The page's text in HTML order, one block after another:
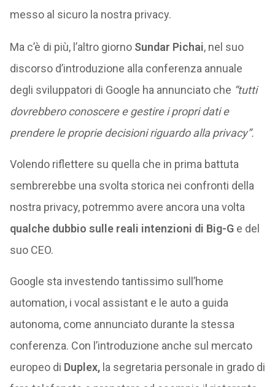
messo al sicuro la nostra privacy.
Ma c’è di più, l’altro giorno Sundar Pichai, nel suo
discorso d’introduzione alla conferenza annuale
degli sviluppatori di Google ha annunciato che “tutti
dovrebbero conoscere e gestire i propri dati e
prendere le proprie decisioni riguardo alla privacy”.
Volendo riflettere su quella che in prima battuta
sembrerebbe una svolta storica nei confronti della
nostra privacy, potremmo avere ancora una volta
qualche dubbio sulle reali intenzioni di Big-Ge del
suo CEO.
Google sta investendo tantissimo sull’home
automation, i vocal assistant e le auto a guida
autonoma, come annunciato durante la stessa
conferenza. Con l’introduzione anche sul mercato
europeo di Duplex,la segretaria personale in grado di